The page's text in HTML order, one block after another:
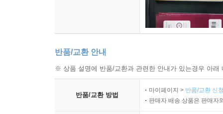
반품/교환 안내
※ 상품 설명에 반품/교환과 관련한 안내가 있는경우 아
반품/교환 방법
마이페이지 > 반품/교환 신
판매자 배송 상품은 판매자